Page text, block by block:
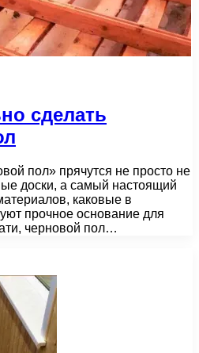
сделать
пол» прячутся не просто не
доски, а самый настоящий
каковые в
прочное основание для
черновой пол…